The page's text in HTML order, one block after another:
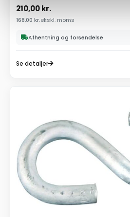
210,00kr.
168,00 kr.ekskl. moms
Afhentning og forsendelse
Se detaljer